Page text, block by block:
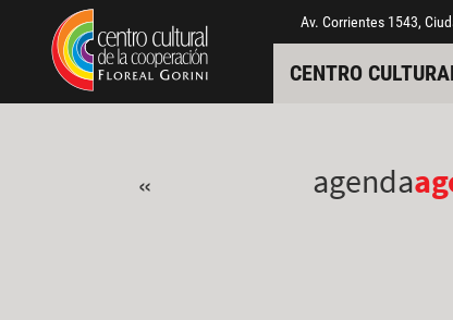
Pasar al contenido principal
Jump to main content Av. Corrientes 1543,
CENTRO
« agenda